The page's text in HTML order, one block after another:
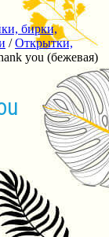
бирки,
/Открытки,
you (бежевая)